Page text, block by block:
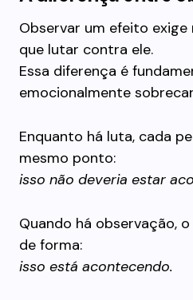
Observar um efeito exige
que lutar contra ele.
Essa diferença é
emocionalmente
Enquanto há luta, cada
mesmo ponto:
isso não deveria estar
Quando há observação,
de forma:
isso está acontecendo.